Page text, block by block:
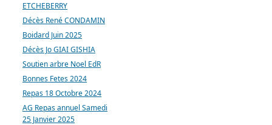
ETCHEBERRY
Décès René CONDAMIN
Boidard Juin 2025
Décès Jo GIAI GISHIA
Soutien arbre Noel EdR
Bonnes Fetes 2024
Repas 18 Octobre 2024
AG Repas annuel Samedi
25 Janvier 2025